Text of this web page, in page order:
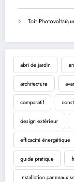
Toit
abri de jardin
architecture
comparatif
design extérieur
efficacité énergétique
guide pratique
installation panneaux